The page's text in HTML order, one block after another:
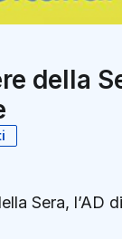
della
Sera,